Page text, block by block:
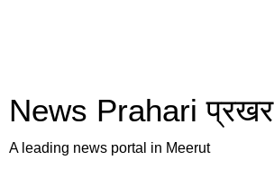
News Prahari प्रखर
A leading news portal in Meerut